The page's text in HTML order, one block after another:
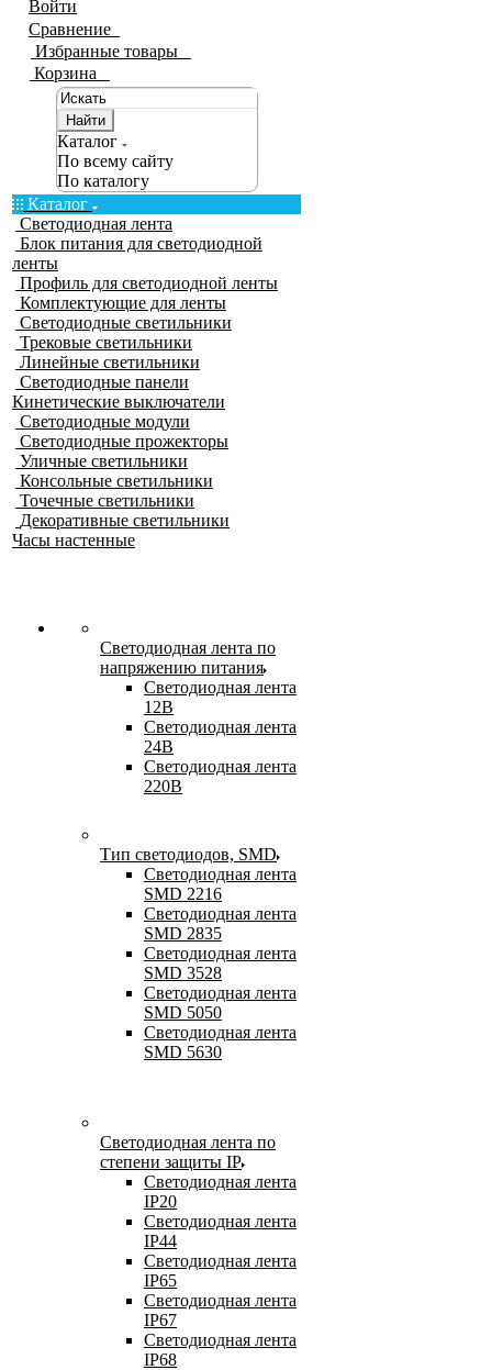
Войти
Сравнение
Избранные товары
Корзина
Найти
Каталог
По всему сайту
По каталогу
Каталог
Светодиодная лента
Блок питания для светодиодной
ленты
Профиль для светодиодной ленты
Комплектующие для ленты
Светодиодные светильники
Трековые светильники
Линейные светильники
Светодиодные панели
Кинетические выключатели
Светодиодные модули
Светодиодные прожекторы
Уличные светильники
Консольные светильники
Точечные светильники
Декоративные светильники
Часы настенные
Светодиодная лента по
напряжению питания
Светодиодная лента
12В
Светодиодная лента
24В
Светодиодная лента
220В
Тип светодиодов, SMD
Cветодиодная лента
SMD 2216
Светодиодная лента
SMD 2835
Светодиодная лента
SMD 3528
Светодиодная лента
SMD 5050
Светодиодная лента
SMD 5630
Светодиодная лента по
степени защиты IP
Светодиодная лента
IP20
Светодиодная лента
IP44
Светодиодная лента
IP65
Светодиодная лента
IP67
Светодиодная лента
IP68